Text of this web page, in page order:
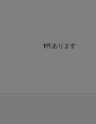
1件あります